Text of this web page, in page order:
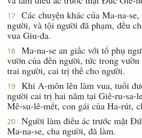
17
Các chuyện khác của Ma-na-
người, và tội người đã phạm, đều
vua Giu-đa.
18
Ma-na-se an giấc với tổ phụ
vườn của đền người, tức trong
trai người, cai trị thế cho người.
19
Khi A-môn lên làm vua, tuổi
người cai trị hai năm tại Giê-ru-sa-
Mê-su-lê-mết, con gái của Ha-rút,
20
Người làm điều ác trước mặt
Ma-na-se, cha người, đã làm.